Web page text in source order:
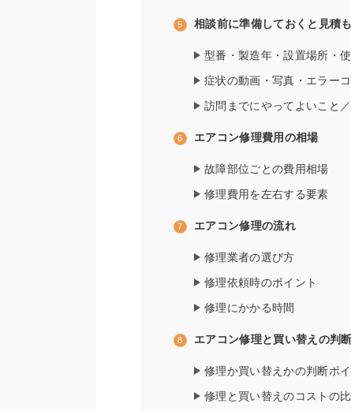
相談前に準備しておくと見積
型番・製造年・設置場所・
症状の動画・写真・エラー
訪問までにやってよいこと
エアコン修理費用の相場
故障部位ごとの費用相場
修理費用を左右する要素
エアコン修理の流れ
修理業者の選び方
修理依頼時のポイント
修理にかかる時間
エアコン修理と買い替えの判
修理か買い替えかの判断ポイ
修理と買い替えのコストの